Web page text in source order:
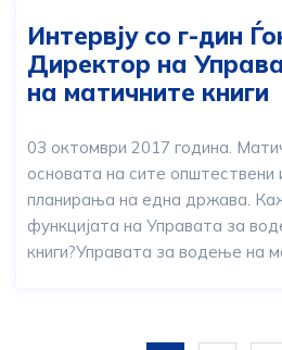
Интервју со г-дин
Директор на
на матичните книги
03 октомври 2017 година.
основата на сите општествени
планирања на една држава.
функцијата на Управата за
книги?Управата за водење на